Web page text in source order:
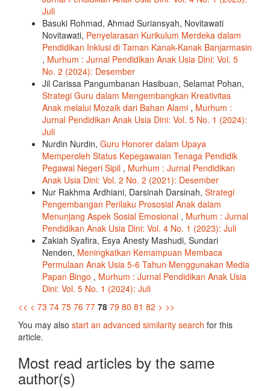
Juli
Basuki Rohmad, Ahmad Suriansyah, Novitawati
Novitawati, Penyelarasan Kurikulum Merdeka dalam
Pendidikan Inklusi di Taman Kanak-Kanak Banjarmasin
, Murhum : Jurnal Pendidikan Anak Usia Dini: Vol. 5
No. 2 (2024): Desember
Jil Carissa Pangumbanan Hasibuan, Selamat Pohan,
Strategi Guru dalam Mengembangkan Kreativitas
Anak melalui Mozaik dari Bahan Alami , Murhum :
Jurnal Pendidikan Anak Usia Dini: Vol. 5 No. 1 (2024):
Juli
Nurdin Nurdin, Guru Honorer dalam Upaya
Memperoleh Status Kepegawaian Tenaga Pendidik
Pegawai Negeri Sipil , Murhum : Jurnal Pendidikan
Anak Usia Dini: Vol. 2 No. 2 (2021): Desember
Nur Rakhma Ardhiani, Darsinah Darsinah, Strategi
Pengembangan Perilaku Prososial Anak dalam
Menunjang Aspek Sosial Emosional , Murhum : Jurnal
Pendidikan Anak Usia Dini: Vol. 4 No. 1 (2023): Juli
Zakiah Syafira, Esya Anesty Mashudi, Sundari
Nenden, Meningkatkan Kemampuan Membaca
Permulaan Anak Usia 5-6 Tahun Menggunakan Media
Papan Bingo , Murhum : Jurnal Pendidikan Anak Usia
Dini: Vol. 5 No. 1 (2024): Juli
<< < 73 74 75 76 77 78 79 80 81 82 > >>
You may also start an advanced similarity search for this
article.
Most read articles by the same
author(s)